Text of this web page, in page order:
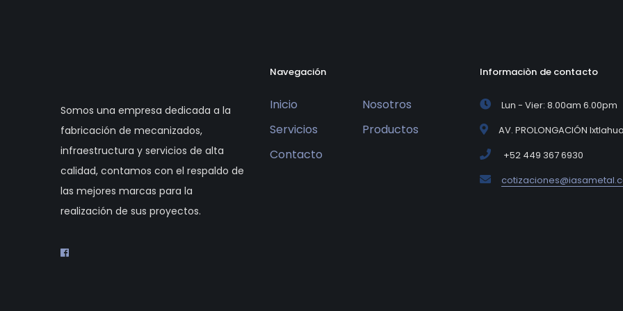
Somos una empresa dedicada a la
fabricación de mecanizados,
infraestructura y servicios de alta
calidad, contamos con el respaldo de
las mejores marcas para la
realización de sus proyectos.
Navegación
Inicio
Nosotros
Servicios
Productos
Contacto
Informaciòn de contacto
Lun - Vier: 8.00am 6.00pm
AV. PROLONGACIÓN
+52 449 367 6930